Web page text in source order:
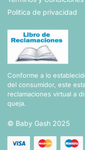
Politica de privacidad
Conforme a lo
del consumidor, este
reclamaciones virtual a
queja.
© Baby Gash 2025